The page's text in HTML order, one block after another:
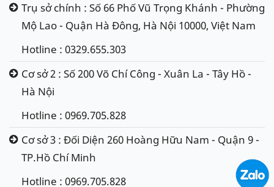
Trụ sở chính : Số 66 Phố Vũ Trọng Khánh - Phường
Mộ Lao - Quận Hà Đông, Hà Nội 10000, Việt Nam
Hotline : 0329.655.303
Cơ sở 2 : Số 200 Võ Chí Công - Xuân La - Tây Hồ -
Hà Nội
Hotline : 0969.705.828
Cơ sở 3 : Đối Diện 260 Hoàng Hữu Nam - Quận 9 -
TP.Hồ Chí Minh
Hotline : 0969.705.828